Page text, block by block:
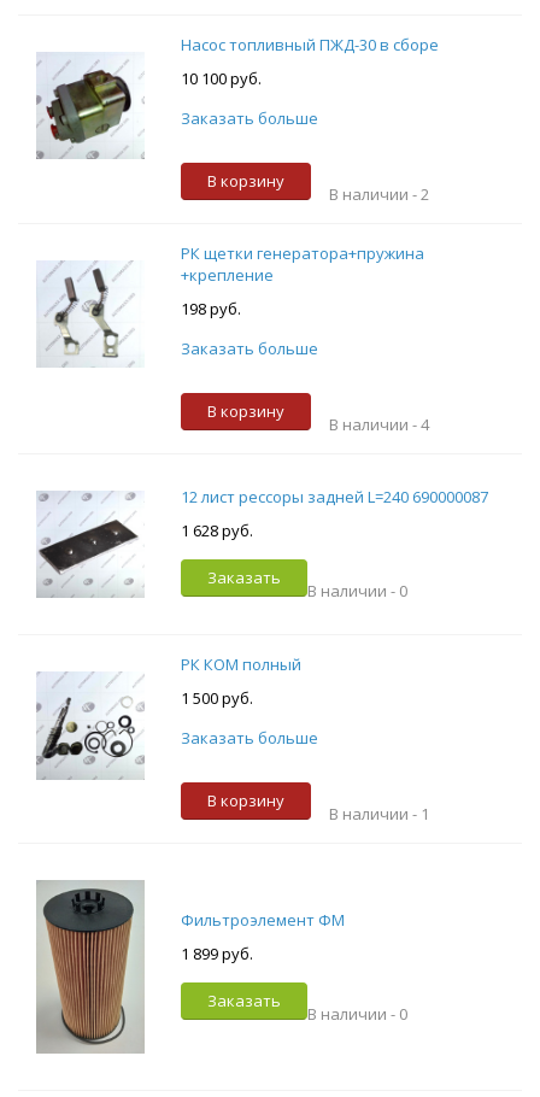
Насос топливный ПЖД-30 в сборе
10 100 руб.
Заказать больше
В корзину
В наличии -2
РК щетки генератора+пружина
+крепление
198 руб.
Заказать больше
В корзину
В наличии -4
12 лист рессоры задней L=240 690000087
1 628 руб.
Заказать
В наличии - 0
РК КОМ полный
1 500 руб.
Заказать больше
В корзину
В наличии - 1
Фильтроэлемент ФМ
1 899 руб.
Заказать
В наличии - 0